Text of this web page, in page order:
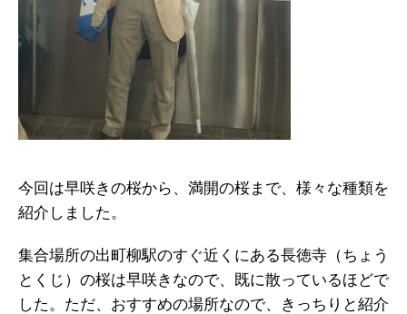
今回は早咲きの桜から、満開の桜まで、様々な種類を
紹介しました。
集合場所の出町柳駅のすぐ近くにある長徳寺（ちょう
とくじ）の桜は早咲きなので、既に散っているほどで
した。ただ、おすすめの場所なので、きっちりと紹介